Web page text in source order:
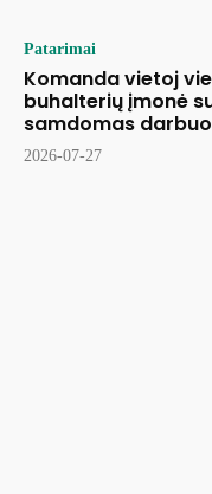
Patarimai
Komanda vietoj
buhalterių įmonė
samdomas
2026-07-27